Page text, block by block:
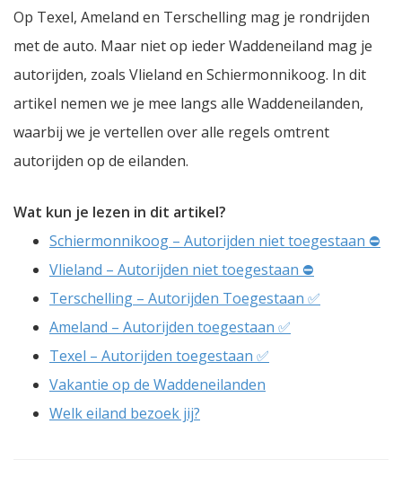
Op Texel, Ameland en Terschelling mag je rondrijden
met de auto. Maar niet op ieder Waddeneiland mag je
autorijden, zoals Vlieland en Schiermonnikoog. In dit
artikel nemen we je mee langs alle Waddeneilanden,
waarbij we je vertellen over alle regels omtrent
autorijden op de eilanden.
Wat kun je lezen in dit artikel?
Schiermonnikoog – Autorijden niet toegestaan ⛔️
Vlieland – Autorijden niet toegestaan ⛔️
Terschelling – Autorijden Toegestaan ✅
Ameland – Autorijden toegestaan ✅
Texel – Autorijden toegestaan ✅
Vakantie op de Waddeneilanden
Welk eiland bezoek jij?